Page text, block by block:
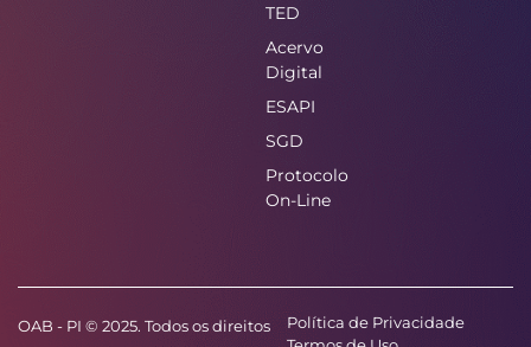
TED
Acervo
Digital
ESAPI
SGD
Protocolo
On-Line
OAB - PI © 2025. Todos os direitos
Política de Privacidade